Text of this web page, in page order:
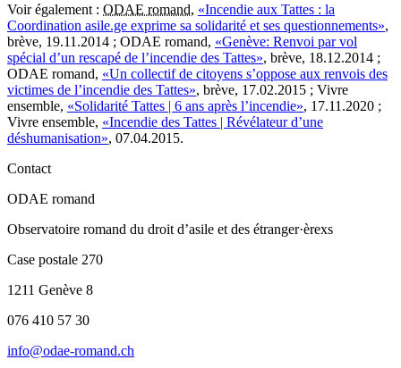
Voir également : ODAE romand, «Incendie aux Tattes : la
Coordination asile.ge exprime sa solidarité et ses questionnements»,
brève, 19.11.2014 ; ODAE romand, «Genève: Renvoi par vol
spécial d’un rescapé de l’incendie des Tattes», brève, 18.12.2014 ;
ODAE romand, «Un collectif de citoyens s’oppose aux renvois des
victimes de l’incendie des Tattes», brève, 17.02.2015 ; Vivre
ensemble, «Solidarité Tattes | 6 ans après l’incendie», 17.11.2020 ;
Vivre ensemble, «Incendie des Tattes | Révélateur d’une
déshumanisation», 07.04.2015.
Contact
ODAE romand
Observatoire romand du droit d’asile et des étranger·èrexs
Case postale 270
1211 Genève 8
076 410 57 30
info@odae-romand.ch